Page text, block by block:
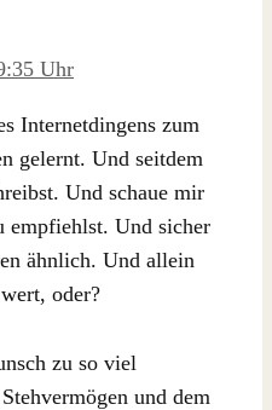
Uhr
Internetdingens zum
gelernt. Und seitdem
Und schaue mir
empfiehlst. Und sicher
ähnlich. Und allein
oder?
zu so viel
und dem